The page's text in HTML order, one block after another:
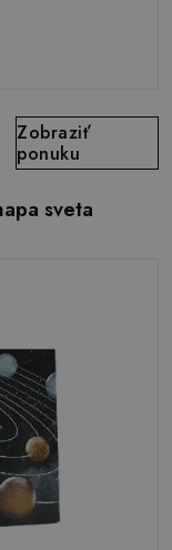
Zobraziť
ponuku
sveta